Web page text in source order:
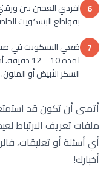
6
بقواطع البسكويت
7 ضعي البسكويت في
لمدة 10 –
السكر الأبيض أو الملون.
أتمنى أن تكون قد
ملفات تعريف الارتباط
أي أسئلة أو تعليقات،
أخبارك!